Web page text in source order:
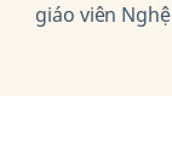
giáo viên